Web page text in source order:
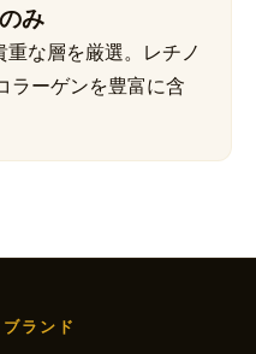
み
重な層を厳選。レチノ
ラーゲンを豊富に含
ブランド